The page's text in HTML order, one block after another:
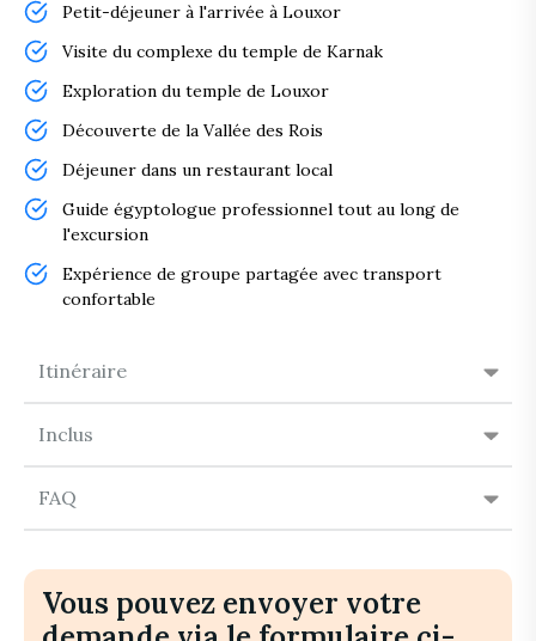
Itinéraire
Inclus
FAQ
Petit-déjeuner à l'arrivée à Louxor
Visite du complexe du temple de Karnak
Exploration du temple de Louxor
Découverte de la Vallée des Rois
Déjeuner dans un restaurant local
Guide égyptologue professionnel tout au long de
l'excursion
Expérience de groupe partagée avec transport
confortable
Vous pouvez envoyer votre